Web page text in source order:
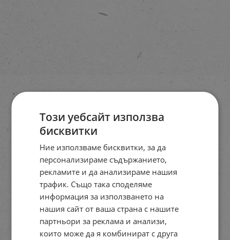
Този уебсайт използва
бисквитки
Ние използваме бисквитки, за да
персонализираме съдържанието,
рекламите и да анализираме нашия
трафик. Също така споделяме
информация за използването на
нашия сайт от ваша страна с нашите
партньори за реклама и анализи,
които може да я комбинират с друга